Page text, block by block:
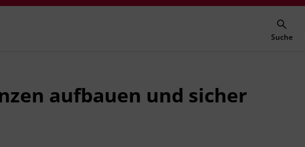
Suche
aufbauen und sicher